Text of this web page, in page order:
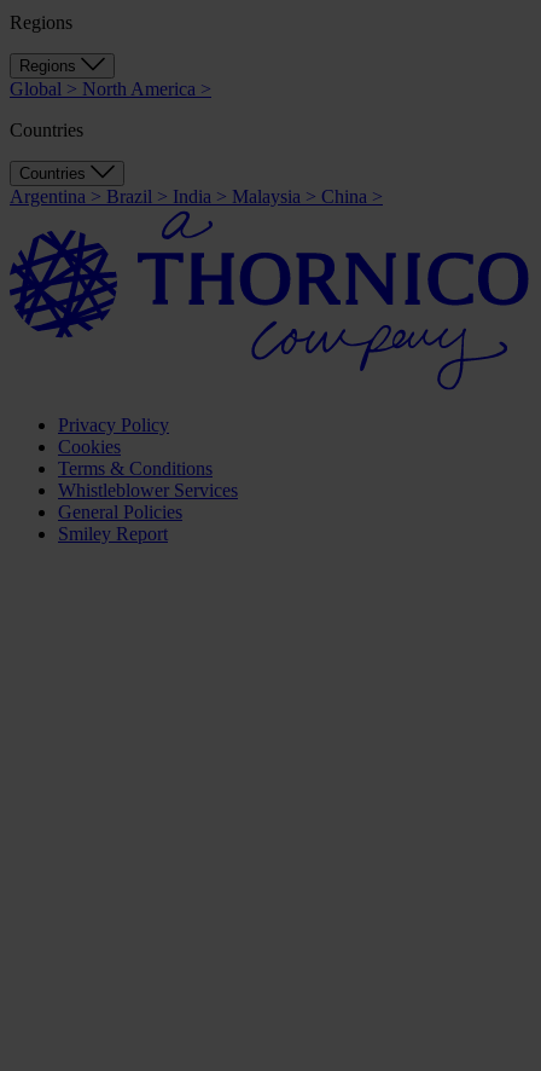
Regions
Regions
Global > North America >
Countries
Countries
Argentina > Brazil > India > Malaysia > China >
Privacy Policy
Cookies
Terms & Conditions
Whistleblower Services
General Policies
Smiley Report